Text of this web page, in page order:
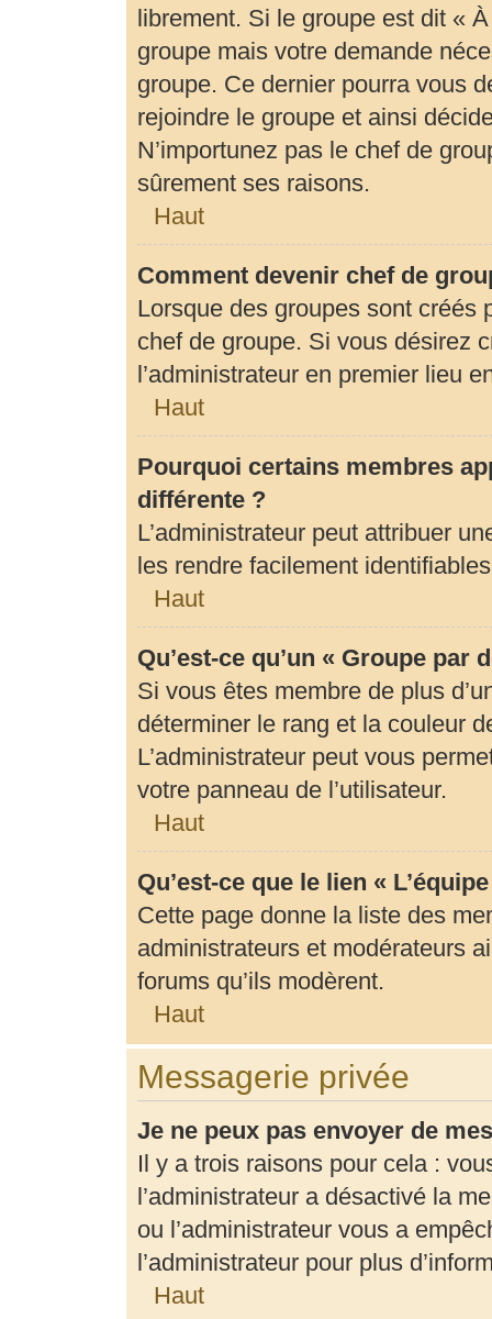
librement. Si le groupe est dit «
groupe mais votre demande
groupe. Ce dernier pourra vous
rejoindre le groupe et ainsi
N’importunez pas le chef de
sûrement ses raisons.
Haut
Comment devenir chef de
Lorsque des groupes sont créés
chef de groupe. Si vous désirez
l’administrateur en premier lieu
Haut
Pourquoi certains membres
différente ?
L’administrateur peut attribuer
les rendre facilement
Haut
Qu’est-ce qu’un « Groupe par
Si vous êtes membre de plus
déterminer le rang et la couleur
L’administrateur peut vous
votre panneau de l’utilisateur.
Haut
Qu’est-ce que le lien «
Cette page donne la liste des
administrateurs et modérateurs
forums qu’ils modèrent.
Haut
Messagerie privée
Je ne peux pas envoyer de
Il y a trois raisons pour cela :
l’administrateur a désactivé la
ou l’administrateur vous a
l’administrateur pour plus
Haut